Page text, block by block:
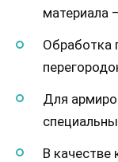
материала
Обработка
Для
В качестве